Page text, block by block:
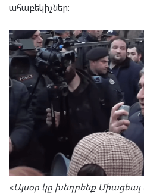
ահաբեկիչներ։
«Այսօր կը խնդրենք